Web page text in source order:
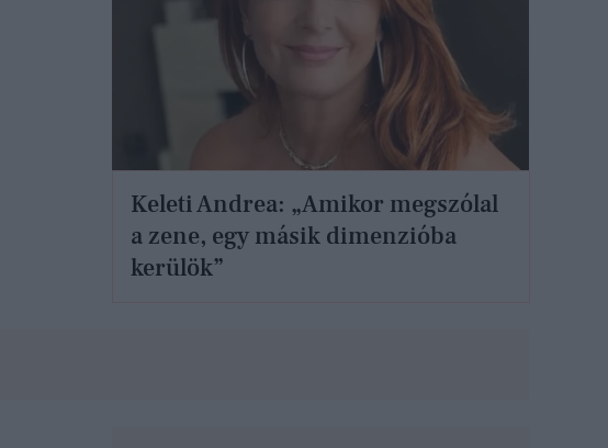
Keleti Andrea: „Amikor megszólal
a zene, egy másik dimenzióba
kerülök”